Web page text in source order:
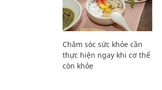
Chăm sóc sức khỏe cần
thực hiện ngay khi cơ thể
còn khỏe